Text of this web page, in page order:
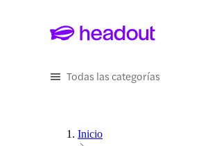
Todas las categorías
Inicio